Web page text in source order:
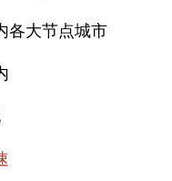
各大节点城市